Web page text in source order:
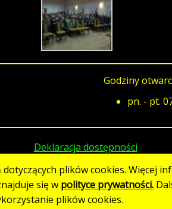
Godziny
pn. - pt.
Deklaracja dostępności
WCAG 2.1
plików cookies. Więcej
się w polityce prywatności.
plików cookies.